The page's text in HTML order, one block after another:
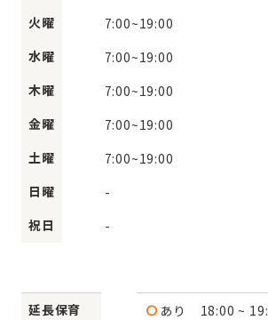
火曜
7:00~19:00
水曜
7:00~19:00
木曜
7:00~19:00
金曜
7:00~19:00
土曜
7:00~19:00
日曜
-
祝日
-
延長保育 あり
18:00 ~